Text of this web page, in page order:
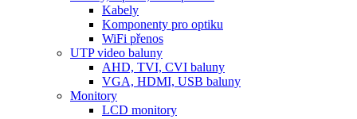
Kabely
Komponenty pro optiku
WiFi přenos
UTP video baluny
AHD, TVI, CVI baluny
VGA, HDMI, USB baluny
Monitory
LCD monitory